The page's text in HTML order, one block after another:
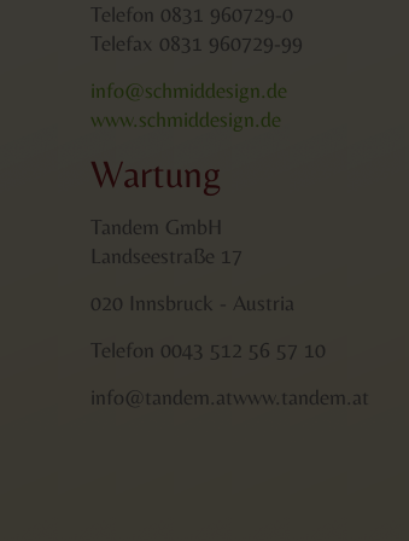
Telefon 0831 960729-0
Telefax 0831 960729-99
info@schmiddesign.de
www.schmiddesign.de
Wartung
Tandem GmbH
Landseestraße 17
020 Innsbruck - Austria
Telefon 0043 512 56 57 10
info@tandem.atwww.tandem.at